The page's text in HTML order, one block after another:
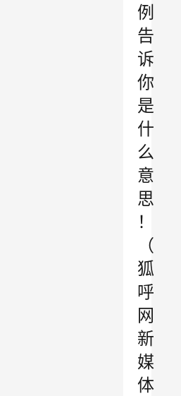
例
告
诉
你
是
什
么
意
思
！
（
狐
呼
网
新
媒
体